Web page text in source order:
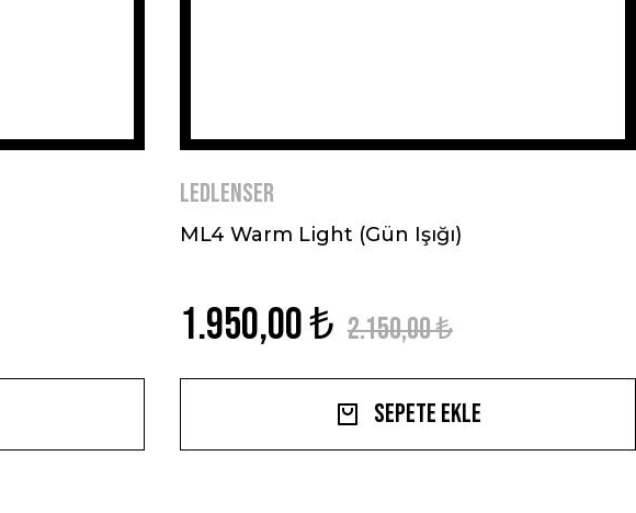
Ledlenser
ML4 Warm Light (Gün Işığı)
1.950,00 ₺ 2.150,00 ₺
Sepete Ekle